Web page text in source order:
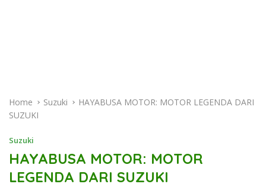
Home Suzuki
HAYABUSA MOTOR: MOTOR LEGENDA DARI
SUZUKI
Suzuki
HAYABUSA MOTOR: MOTOR
LEGENDA DARI SUZUKI